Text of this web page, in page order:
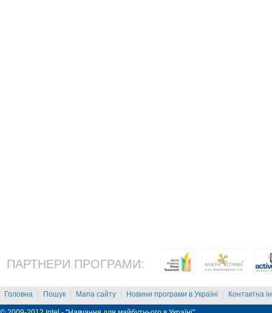
ПАРТНЕРИ ПРОГРАМИ:
Головна | Пошук | Мапа сайту | Новини програми в Україні | Контактна